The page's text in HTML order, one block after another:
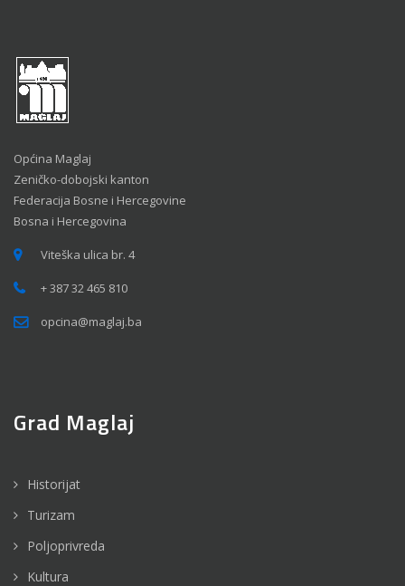
Općina Maglaj
Zeničko-dobojski kanton
Federacija Bosne i Hercegovine
Bosna i Hercegovina
Viteška ulica br. 4
+ 387 32 465 810
opcina@maglaj.ba
Grad Maglaj
Historijat
Turizam
Poljoprivreda
Kultura